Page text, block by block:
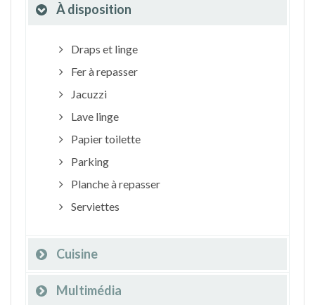
À disposition
Draps et linge
Fer à repasser
Jacuzzi
Lave linge
Papier toilette
Parking
Planche à repasser
Serviettes
Cuisine
Multimédia